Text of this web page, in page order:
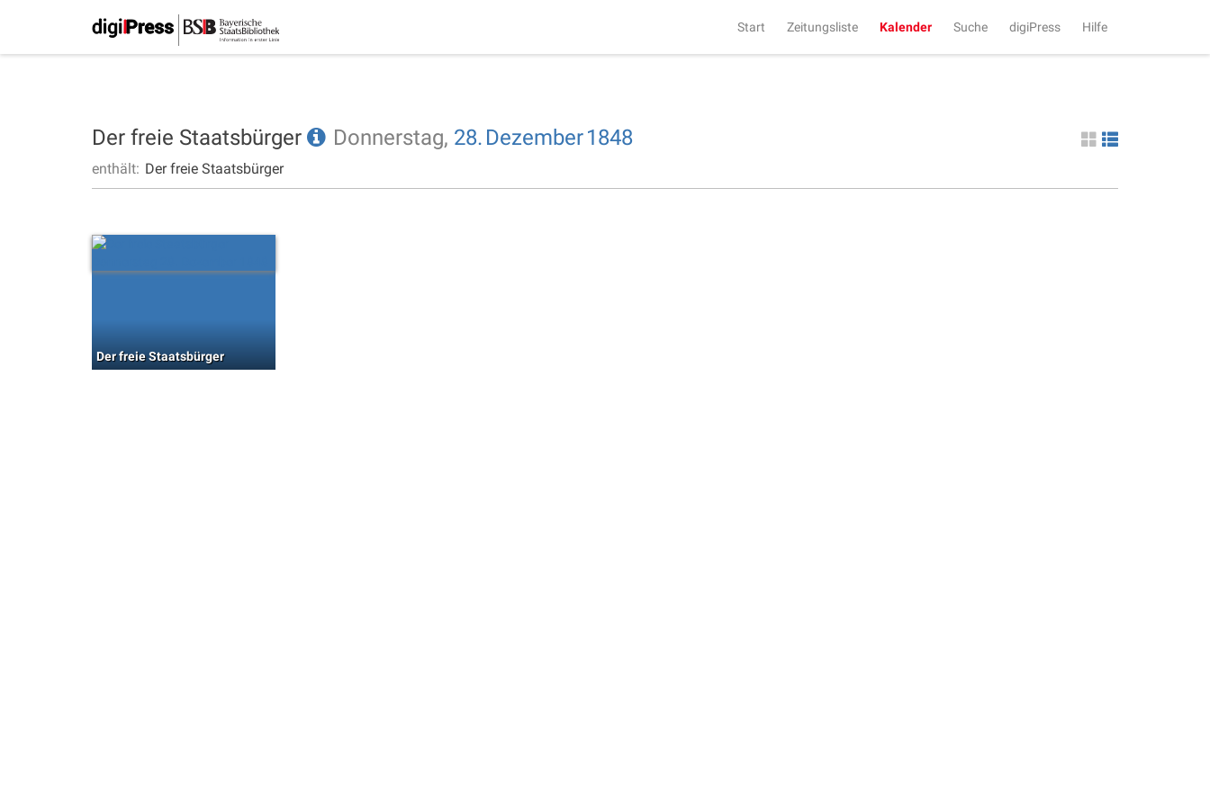
Start Zeitungsliste Kalender Suche digiPress Hilfe
Der freie Staatsbürger Donnerstag, 28. Dezember1848
enthält: Der freie Staatsbürger
Der freie Staatsbürger